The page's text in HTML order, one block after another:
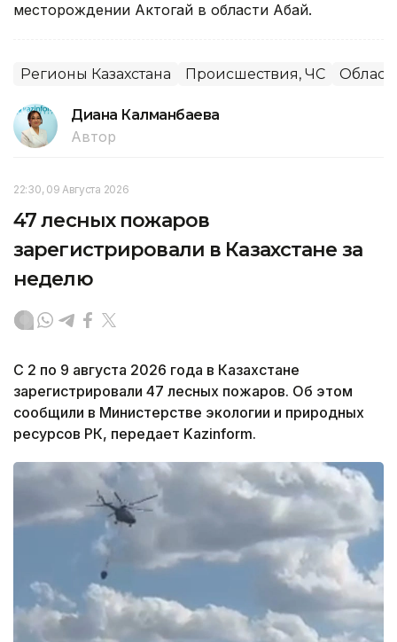
месторождении Актогай в области Абай.
Регионы Казахстана Происшествия, ЧС
Диана Калманбаева
Автор
22:30, 09 Августа 2026
47 лесных пожаров
зарегистрировали в Казахстане за
неделю
С 2 по 9 августа 2026 года в Казахстане
зарегистрировали 47 лесных пожаров. Об этом
сообщили в Министерстве экологии и природных
ресурсов РК, передает Kazinform.